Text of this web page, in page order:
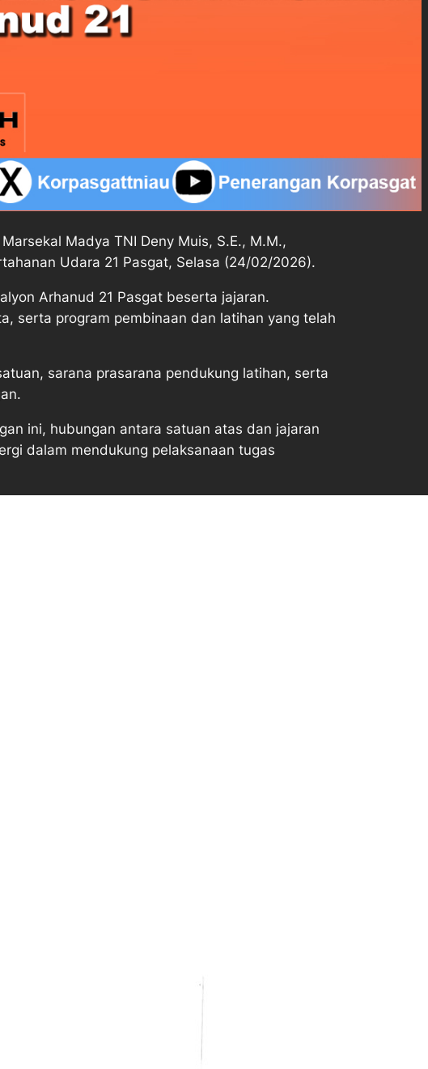
Madya TNI Deny Muis, S.E., M.M.,
Udara 21 Pasgat, Selasa (24/02/2026).
Arhanud 21 Pasgat beserta jajaran.
serta program pembinaan dan latihan yang telah
sarana prasarana pendukung latihan, serta
ini, hubungan antara satuan atas dan jajaran
dalam mendukung pelaksanaan tugas